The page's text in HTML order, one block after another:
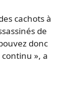
cachots à
de
donc
», a